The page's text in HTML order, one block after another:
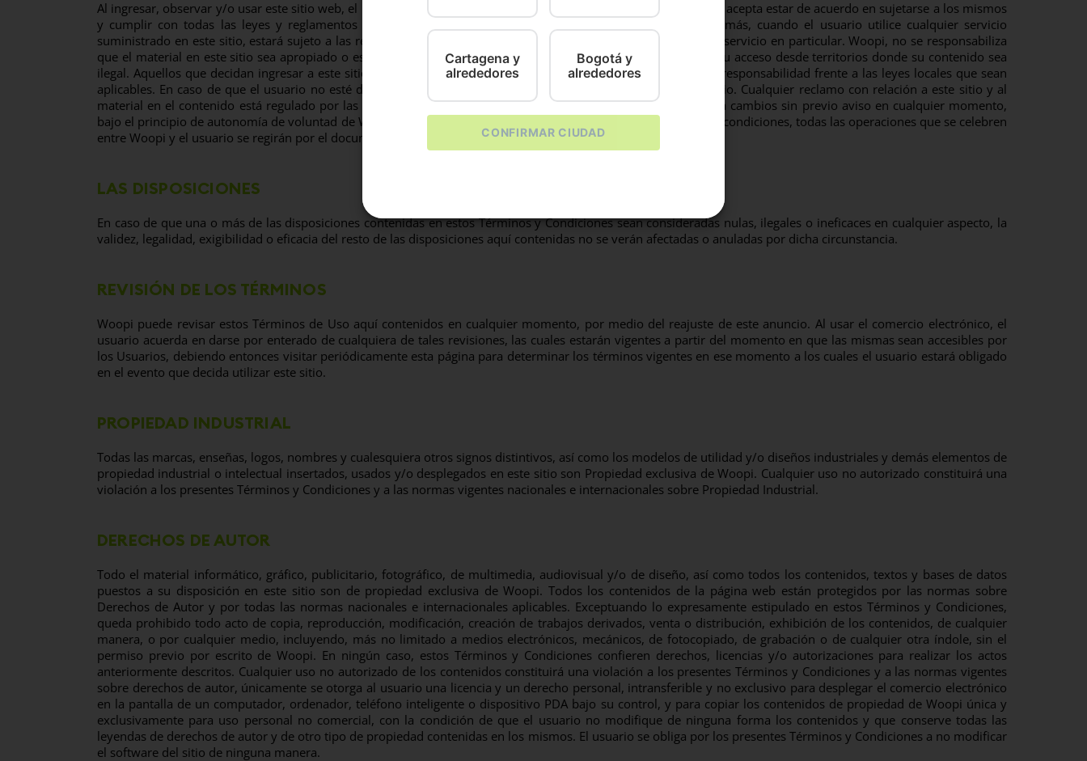
Al ingresar, observar y/o usar este sitio web, el usuario admite haber leído y entendido estos Términos de Uso y acepta estar de acuerdo en sujetarse a los mismos
y cumplir con todas las leyes y reglamentos aplicables que hagan parte de la Legislación Colombiana. Además, cuando el usuario utilice cualquier servicio
suministrado en este sitio, estará sujeto a las reglas, guías, políticas, términos y condiciones aplicables a dicho servicio en particular. Woopi, no se responsabiliza
que el material en este sitio sea apropiado o esté disponible para su uso en otros lugares, estando prohibido su acceso desde territorios donde su contenido sea
ilegal. Aquellos que decidan ingresar a este sitio desde otros lugares lo harán bajo su propia iniciativa y es su responsabilidad frente a las leyes locales que sean
aplicables. En caso de que el usuario no esté de acuerdo con estos términos, favor abstenerse de usar este sitio. Cualquier reclamo con relación a este sitio y al
material en el contenido está regulado por las leyes de Colombia. Estos términos y condiciones están sujetos a cambios sin previo aviso en cualquier momento,
bajo el principio de autonomía de voluntad de Woopi, y a partir de la fecha de modificación de estos términos y condiciones, todas las operaciones que se celebren
entre Woopi y el usuario se regirán por el documento modificado.
LAS DISPOSICIONES
En caso de que una o más de las disposiciones contenidas en estos Términos y Condiciones sean consideradas nulas, ilegales o ineficaces en cualquier aspecto, la
validez, legalidad, exigibilidad o eficacia del resto de las disposiciones aquí contenidas no se verán afectadas o anuladas por dicha circunstancia.
REVISIÓN DE LOS TÉRMINOS
Woopi puede revisar estos Términos de Uso aquí contenidos en cualquier momento, por medio del reajuste de este anuncio. Al usar el comercio electrónico, el
usuario acuerda en darse por enterado de cualquiera de tales revisiones, las cuales estarán vigentes a partir del momento en que las mismas sean accesibles por
los Usuarios, debiendo entonces visitar periódicamente esta página para determinar los términos vigentes en ese momento a los cuales el usuario estará obligado
en el evento que decida utilizar este sitio.
PROPIEDAD INDUSTRIAL
Todas las marcas, enseñas, logos, nombres y cualesquiera otros signos distintivos, así como los modelos de utilidad y/o diseños industriales y demás elementos de
propiedad industrial o intelectual insertados, usados y/o desplegados en este sitio son Propiedad exclusiva de Woopi. Cualquier uso no autorizado constituirá una
violación a los presentes Términos y Condiciones y a las normas vigentes nacionales e internacionales sobre Propiedad Industrial.
DERECHOS DE AUTOR
Todo el material informático, gráfico, publicitario, fotográfico, de multimedia, audiovisual y/o de diseño, así como todos los contenidos, textos y bases de datos
puestos a su disposición en este sitio son de propiedad exclusiva de Woopi. Todos los contenidos de la página web están protegidos por las normas sobre
Derechos de Autor y por todas las normas nacionales e internacionales aplicables. Exceptuando lo expresamente estipulado en estos Términos y Condiciones,
queda prohibido todo acto de copia, reproducción, modificación, creación de trabajos derivados, venta o distribución, exhibición de los contenidos, de cualquier
manera, o por cualquier medio, incluyendo, más no limitado a medios electrónicos, mecánicos, de fotocopiado, de grabación o de cualquier otra índole, sin el
permiso previo por escrito de Woopi. En ningún caso, estos Términos y Condiciones confieren derechos, licencias y/o autorizaciones para realizar los actos
anteriormente descritos. Cualquier uso no autorizado de los contenidos constituirá una violación a los presentes Términos y Condiciones y a las normas vigentes
sobre derechos de autor, únicamente se otorga al usuario una licencia y un derecho personal, intransferible y no exclusivo para desplegar el comercio electrónico
en la pantalla de un computador, ordenador, teléfono inteligente o dispositivo PDA bajo su control, y para copiar los contenidos de propiedad de Woopi única y
exclusivamente para uso personal no comercial, con la condición de que el usuario no modifique de ninguna forma los contenidos y que conserve todas las
leyendas de derechos de autor y de otro tipo de propiedad contenidas en los mismos. El usuario se obliga por los presentes Términos y Condiciones a no modificar
el software del sitio de ninguna manera.
Cartagena y
alrededores
Bogotá y
alrededores
CONFIRMAR CIUDAD